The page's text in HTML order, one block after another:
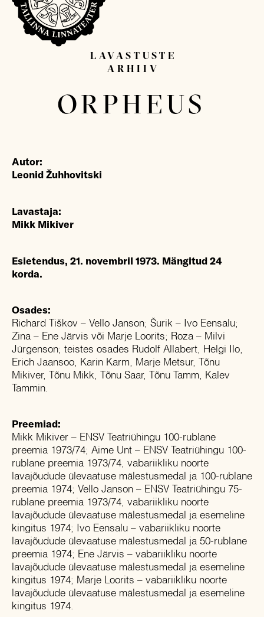
Sisesta otsitav sõna...
LAVASTUSTE
ARHIIV
ORPHEUS
Autor:
Leonid Žuhhovitski
Lavastaja:
Mikk Mikiver
Esietendus, 21. novembril 1973. Mängitud 24
korda.
Osades:
Richard Tiškov – Vello Janson; Šurik – Ivo Eensalu;
Zina – Ene Järvis või Marje Loorits; Roza – Milvi
Jürgenson; teistes osades Rudolf Allabert, Helgi Ilo,
Erich Jaansoo, Karin Karm, Marje Metsur, Tõnu
Mikiver, Tõnu Mikk, Tõnu Saar, Tõnu Tamm, Kalev
Tammin.
Preemiad:
Mikk Mikiver – ENSV Teatriühingu 100-rublane
preemia 1973/74; Aime Unt – ENSV Teatriühingu 100-
rublane preemia 1973/74, vabariikliku noorte
lavajõudude ülevaatuse mälestusmedal ja 100-rublane
preemia 1974; Vello Janson – ENSV Teatriühingu 75-
rublane preemia 1973/74, vabariikliku noorte
lavajõudude ülevaatuse mälestusmedal ja esemeline
kingitus 1974; Ivo Eensalu – vabariikliku noorte
lavajõudude ülevaatuse mälestusmedal ja 50-rublane
preemia 1974; Ene Järvis – vabariikliku noorte
lavajõudude ülevaatuse mälestusmedal ja esemeline
kingitus 1974; Marje Loorits – vabariikliku noorte
lavajõudude ülevaatuse mälestusmedal ja esemeline
kingitus 1974.